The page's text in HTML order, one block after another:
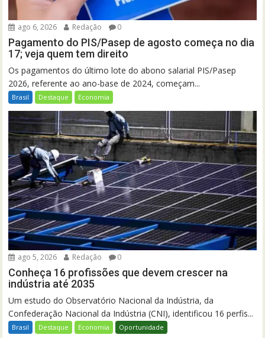
ago 6, 2026 Redação 0
Pagamento do PIS/Pasep de agosto começa no dia
17; veja quem tem direito
Os pagamentos do último lote do abono salarial PIS/Pasep
2026, referente ao ano-base de 2024, começam...
Brasil Destaque Economia
ago 5, 2026 Redação 0
Conheça 16 profissões que devem crescer na
indústria até 2035
Um estudo do Observatório Nacional da Indústria, da
Confederação Nacional da Indústria (CNI), identificou 16 perfis...
Brasil Destaque Economia Oportunidade